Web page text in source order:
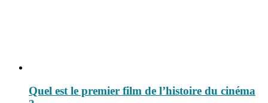
Quel est le premier film de l’histoire du cinéma